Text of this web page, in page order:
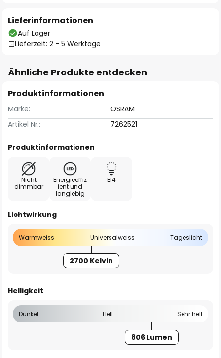
Lieferinformationen
Auf Lager
Lieferzeit: 2 - 5 Werktage
Ähnliche Produkte entdecken
Produktinformationen
Marke:
OSRAM
Artikel Nr.:
7262521
Produktinformationen
Nicht
dimmbar
Energieeffiz
ient und
langlebig
E14
Lichtwirkung
Warmweiss Universalweiss Tageslicht
2700 Kelvin
Helligkeit
Dunkel Hell Sehr hell
806 Lumen